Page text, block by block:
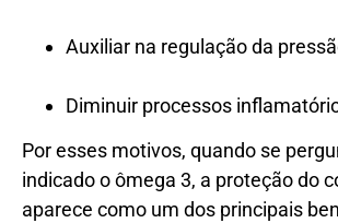
Auxiliar na regulação da
Diminuir processos
Por esses motivos, quando se
indicado o ômega 3, a proteção do
aparece como um dos principais